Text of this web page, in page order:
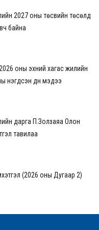
2027 оны төсвийн төсөлд
байна
оны эхний хагас жилийн
нэгдсэн дүн мэдээ
дарга П.Золзаяа Олон
тавилаа
(2026 оны Дугаар 2)